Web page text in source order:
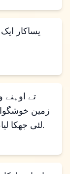
تے اوہنے
زمین خوشگوار
لئی جھکا لیا، تے غلامی دے کام دا موضوع بن گیا.